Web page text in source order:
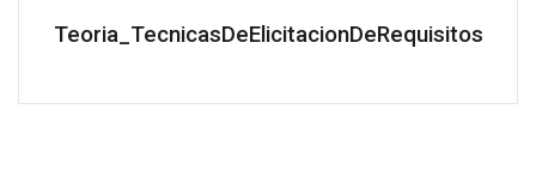
Teoria_TecnicasDeElicitacionDeRequisitos